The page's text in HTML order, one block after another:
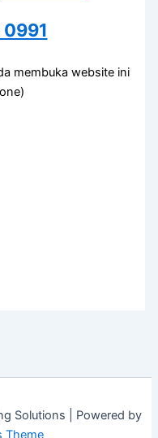
membuka website ini
Solutions | Powered by